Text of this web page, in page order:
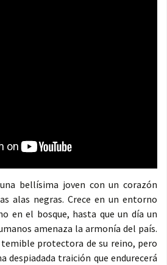
bellísima joven con un corazón
alas negras. Crece en un entorno
en el bosque, hasta que un día un
amenaza la armonía del país.
protectora de su reino, pero
despiadada traición que endurecerá